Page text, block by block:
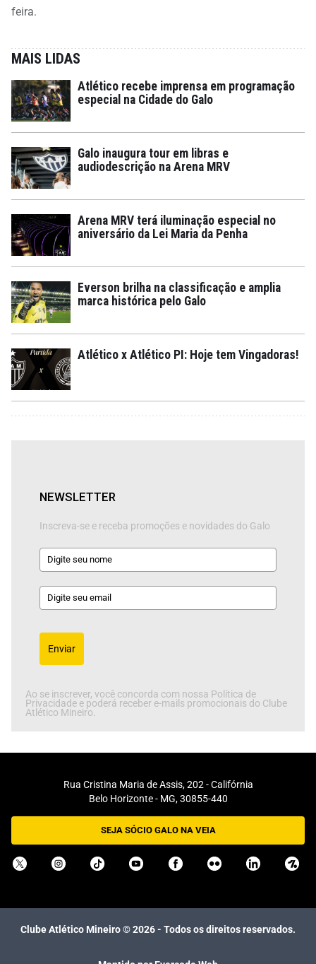
feira.
MAIS LIDAS
Atlético recebe imprensa em programação
especial na Cidade do Galo
Galo inaugura tour em libras e
audiodescrição na Arena MRV
Arena MRV terá iluminação especial no
aniversário da Lei Maria da Penha
Everson brilha na classificação e amplia
marca histórica pelo Galo
Atlético x Atlético PI: Hoje tem Vingadoras!
NEWSLETTER
Inscreva-se e receba promoções e novidades do Galo
Enviar
Ao se inscrever, você concorda com nossa Política de
Privacidade e poderá receber e-mails promocionais do Clube
Atlético Mineiro.
Rua Cristina Maria de Assis, 202 - Califórnia
Belo Horizonte - MG, 30855-440
SEJA SÓCIO GALO NA VEIA
Clube Atlético Mineiro ©2026- Todos os direitos reservados.